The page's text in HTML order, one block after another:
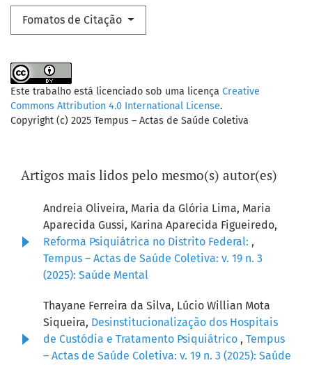
Fomatos de Citação
Este trabalho está licenciado sob uma licença Creative
Commons Attribution 4.0 International License.
Copyright (c) 2025 Tempus – Actas de Saúde Coletiva
Artigos mais lidos pelo mesmo(s) autor(es)
Andreia Oliveira, Maria da Glória Lima, Maria
Aparecida Gussi, Karina Aparecida Figueiredo,
Reforma Psiquiátrica no Distrito Federal: ,
Tempus – Actas de Saúde Coletiva: v. 19 n. 3
(2025): Saúde Mental
Thayane Ferreira da Silva, Lúcio Willian Mota
Siqueira, Desinstitucionalização dos Hospitais
de Custódia e Tratamento Psiquiátrico , Tempus
– Actas de Saúde Coletiva: v. 19 n. 3 (2025): Saúde